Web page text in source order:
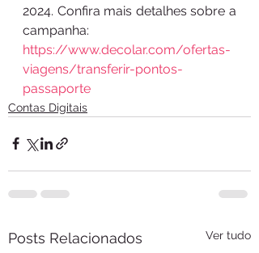
2024. Confira mais detalhes sobre a
https://www.decolar.com/ofertas-
viagens/transferir-pontos-
passaporte
Contas Digitais
Posts Relacionados Ver tudo